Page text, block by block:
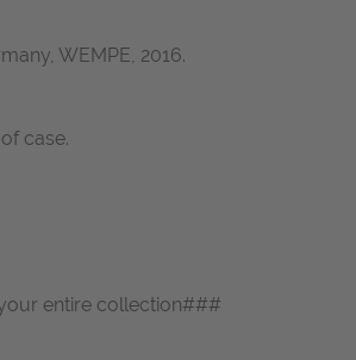
WEMPE, 2016.
case.
entire collection###